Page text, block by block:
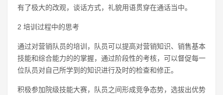
有了极大的改观，谈话方式，礼貌用语贯穿在通话当中。
2 培训过程中的思考
通过对营销队员的培训，队员可以提高对营销知识、销售基本
技能和综合能力的的掌握，通过阶段性的考核，可以督促每一
位队员对自己所学到的知识进行及时的检查和修正。
积极参加院级技能大赛，队员之间形成竞争态势，选拔出优势